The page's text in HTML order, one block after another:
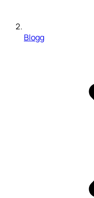
Blogg